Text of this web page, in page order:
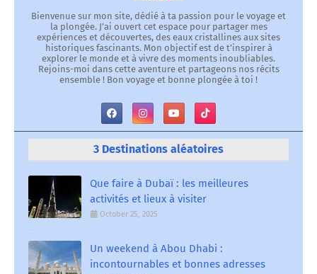
Bienvenue sur mon site, dédié à ta passion pour le voyage et
la plongée. J’ai ouvert cet espace pour partager mes
expériences et découvertes, des eaux cristallines aux sites
historiques fascinants. Mon objectif est de t’inspirer à
explorer le monde et à vivre des moments inoubliables.
Rejoins-moi dans cette aventure et partageons nos récits
ensemble ! Bon voyage et bonne plongée à toi !
3 Destinations aléatoires
Que faire à Dubaï : les meilleures
activités et lieux à visiter
October 25, 2025
Un weekend à Abou Dhabi :
incontournables et bonnes adresses